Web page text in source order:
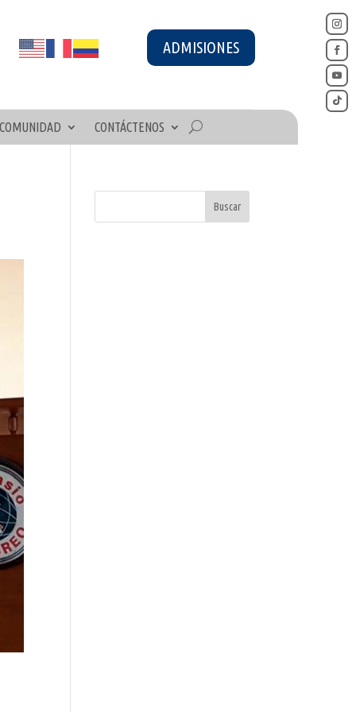
ADMISIONES
COMUNIDAD CONTÁCTENOS